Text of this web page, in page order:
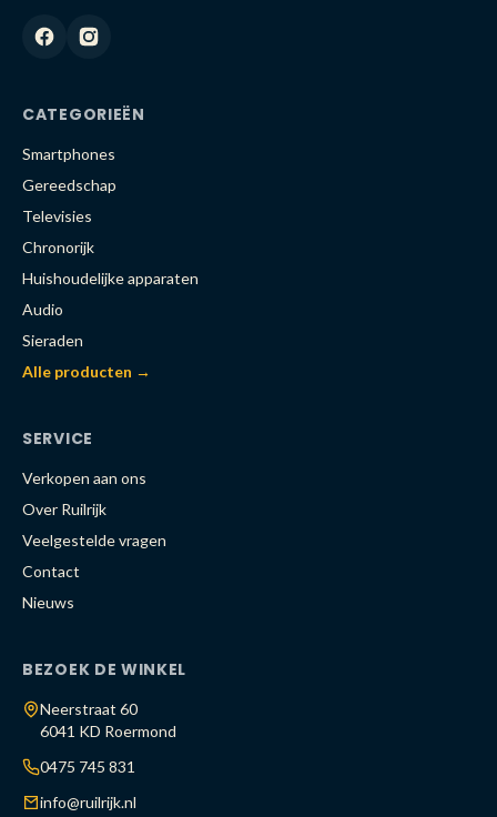
CATEGORIEËN
Smartphones
Gereedschap
Televisies
Chronorijk
Huishoudelijke apparaten
Audio
Sieraden
Alle producten →
SERVICE
Verkopen aan ons
Over Ruilrijk
Veelgestelde vragen
Contact
Nieuws
BEZOEK DE WINKEL
Neerstraat 60
6041 KD Roermond
0475 745 831
info@ruilrijk.nl